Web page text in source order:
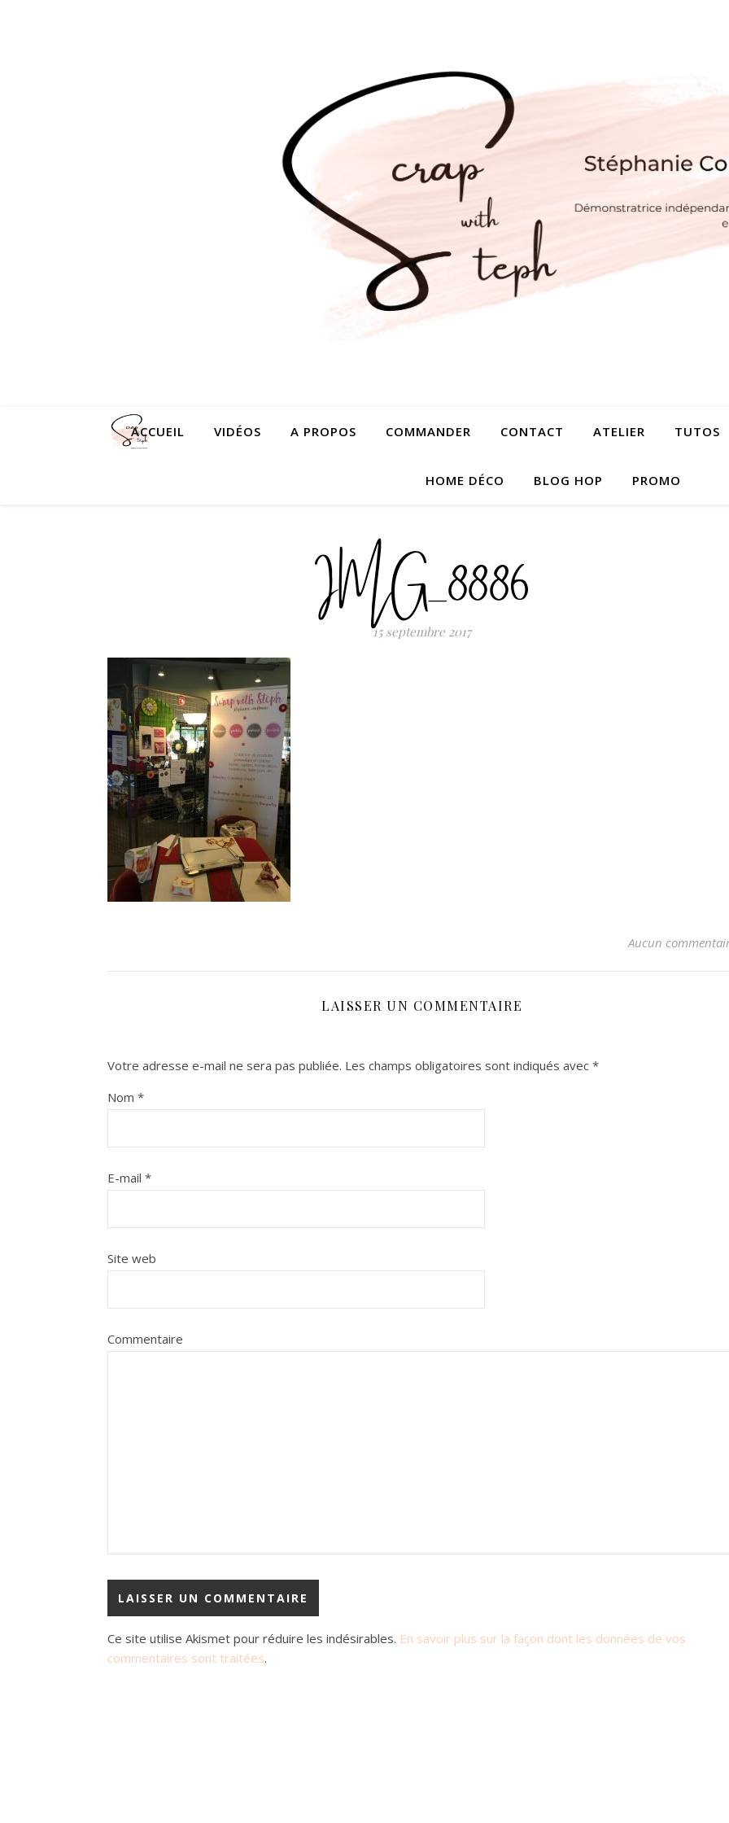
ACCUEIL VIDÉOS A PROPOS COMMANDER CONTACT ATELIER TUTOS
HOME DÉCO BLOG HOP PROMO
IMG_8886
15 septembre 2017
Aucun
LAISSER UN COMMENTAIRE
Votre adresse e-mail ne sera pas publiée. Les champs obligatoires sont indiqués avec *
Nom *
E-mail *
Site web
Commentaire
Ce site utilise Akismet pour réduire les indésirables. En savoir plus sur la façon dont les données de vos
commentaires sont traitées.